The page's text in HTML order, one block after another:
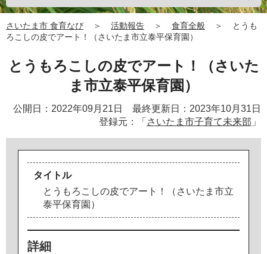
さいたま市 食育なび ＞ 活動報告 ＞ 食育全般 ＞
とうも
ろこしの皮でアート！（さいたま市立泰平保育園）
とうもろこしの皮でアート！（さいた
ま市立泰平保育園）
公開日：2022年09月21日 最終更新日：2023年10月31日
登録元：「 さいたま市子育て未来部 」
タイトル
と う もろ こ しの皮でアー ト ！ （ さ いた ま 市立
泰平保育園 ）
詳細